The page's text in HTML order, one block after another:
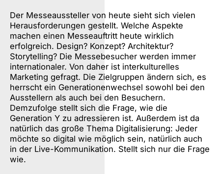
Der Messeaussteller von heute sieht sich vielen
Herausforderungen gestellt. Welche Aspekte
machen einen Messeauftritt heute wirklich
erfolgreich. Design? Konzept? Architektur?
Storytelling? Die Messebesucher werden immer
internationaler. Von daher ist interkulturelles
Marketing gefragt. Die Zielgruppen ändern sich, es
herrscht ein Generationenwechsel sowohl bei den
Ausstellern als auch bei den Besuchern.
Demzufolge stellt sich die Frage, wie die
Generation Y zu adressieren ist. Außerdem ist da
natürlich das große Thema Digitalisierung: Jeder
möchte so digital wie möglich sein, natürlich auch
in der Live-Kommunikation. Stellt sich nur die Frage
wie.